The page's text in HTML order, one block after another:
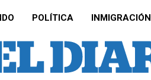
POLÍTICA INMIGRACIÓN